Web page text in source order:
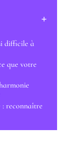
difficile à
que votre
: reconnaître